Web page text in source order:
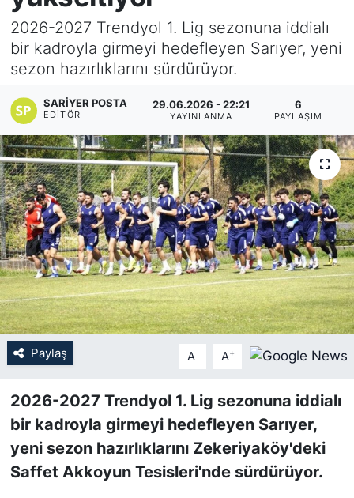
2026-2027 Trendyol 1. Lig sezonuna iddialı
bir kadroyla girmeyi hedefleyen Sarıyer, yeni
sezon hazırlıklarını sürdürüyor.
SARIYER POSTA
EDITÖR
29.06.2026 - 22:21
YAYINLANMA
6
PAYLAŞIM
Paylaş A- A+
2026-2027 Trendyol 1. Lig sezonuna iddialı
bir kadroyla girmeyi hedefleyen Sarıyer,
yeni sezon hazırlıklarını Zekeriyaköy'deki
Saffet Akkoyun Tesisleri'nde sürdürüyor.
KÖŞE YAZILARI
KÖŞE YAZILARI (Arşiv)
KÜLTÜR SANAT
MAGAZİN
RÖPORTAJ
SAĞLIK
SARIYER HABERLERİ
SARIYER İMAR BARIŞI
SEKTÖR
SİYASET
SON DAKİKA HABERİ
SPOR